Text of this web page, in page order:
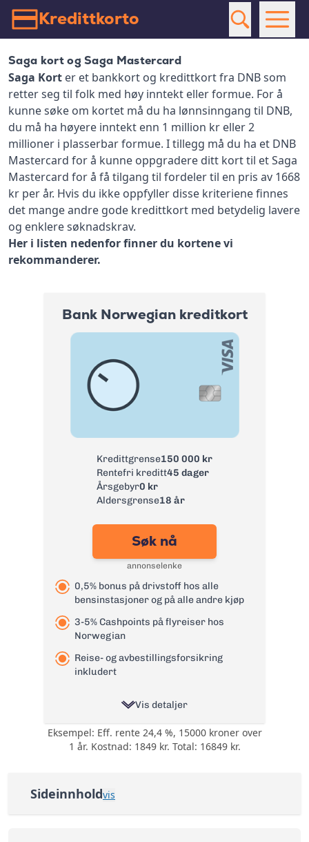
Kredittkorto
Saga kort og Saga Mastercard
Saga Kort er et bankkort og kredittkort fra DNB som
retter seg til folk med høy inntekt eller formue. For å
kunne søke om kortet må du ha lønnsinngang til DNB,
du må ha høyere inntekt enn 1 million kr eller 2
millioner i plasserbar formue. I tillegg må du ha et DNB
Mastercard for å kunne oppgradere ditt kort til et Saga
Mastercard for å få tilgang til fordeler til en pris av 1668
kr per år. Hvis du ikke oppfyller disse kriteriene finnes
det mange andre gode kredittkort med betydelig lavere
og enklere søknadskrav.
Her i listen nedenfor finner du kortene vi
rekommanderer.
Bank Norwegian kreditkort
Kredittgrense150 000 kr
Rentefri kreditt45 dager
Årsgebyr0 kr
Aldersgrense18 år
Søk nå
annonselenke
0,5% bonus på drivstoff hos alle
bensinstasjoner og på alle andre kjøp
3-5% Cashpoints på flyreiser hos
Norwegian
Reise- og avbestillingsforsikring
inkludert
Vis detaljer
0,5% på all bruk på
kortet i cashback
Eksempel: Eff. rente 24,4 %, 15000 kroner over
1 år. Kostnad: 1849 kr. Total: 16849 kr.
Sideinnholdvis